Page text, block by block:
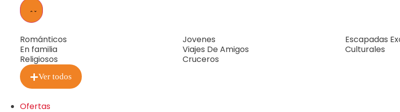
Románticos Jovenes Escapadas
En familia
Viajes De Amigos Culturales
Religiosos
Cruceros
Ver todos
Ofertas